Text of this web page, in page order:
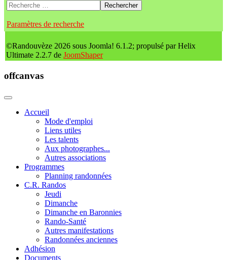
Rechercher
Paramètres de recherche
©Randouvèze 2026 sous Joomla! 6.1.2; propulsé par Helix
Ultimate 2.2.7 de JoomShaper
offcanvas
Accueil
Mode d'emploi
Liens utiles
Les talents
Aux photographes...
Autres associations
Programmes
Planning randonnées
C.R. Randos
Jeudi
Dimanche
Dimanche en Baronnies
Rando-Santé
Autres manifestations
Randonnées anciennes
Adhésion
Documents